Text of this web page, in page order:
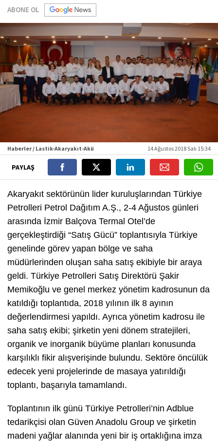
ABONE OL
Haberler / Lastik-Akaryakıt-Akü 14 Ağustos 2018 Salı 15:34
PAYLAŞ
Akaryakıt sektörünün lider kuruluşlarından Türkiye
Petrolleri Petrol Dağıtım A.Ş., 2-4 Ağustos günleri
arasında İzmir Balçova Termal Otel’de
gerçekleştirdiği “Satış Gücü” toplantısıyla Türkiye
genelinde görev yapan bölge ve saha
müdürlerinden oluşan saha satış ekibiyle bir araya
geldi. Türkiye Petrolleri Satış Direktörü Şakir
Memikoğlu ve genel merkez yönetim kadrosunun da
katıldığı toplantıda, 2018 yılının ilk 8 ayının
değerlendirmesi yapıldı. Ayrıca yönetim kadrosu ile
saha satış ekibi; şirketin yeni dönem stratejileri,
organik ve inorganik büyüme planları konusunda
karşılıklı fikir alışverişinde bulundu. Sektöre öncülük
edecek yeni projelerinde de masaya yatırıldığı
toplantı, başarıyla tamamlandı.
Toplantının ilk günü Türkiye Petrolleri’nin Adblue
tedarikçisi olan Güven Anadolu Group ve şirketin
madeni yağlar alanında yeni bir iş ortaklığına imza